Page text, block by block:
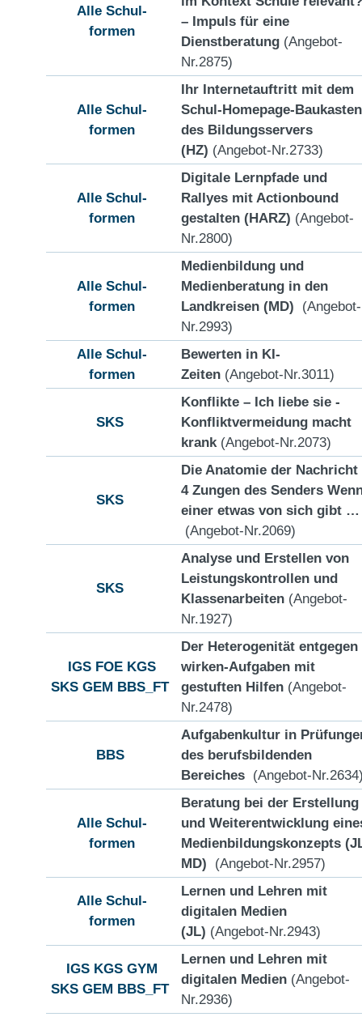
Alle Schul-
formen
– Impuls für eine
Dienstberatung (Angebot-
Nr.2875)
Alle Schul-
formen
Ihr Internetauftritt mit dem
Schul-Homepage-Baukasten
des Bildungsservers
(HZ) (Angebot-Nr.2733)
Alle Schul-
formen
Digitale Lernpfade und
Rallyes mit Actionbound
gestalten (HARZ) (Angebot-
Nr.2800)
Alle Schul-
formen
Medienbildung und
Medienberatung in den
Landkreisen (MD) (Angebot-
Nr.2993)
Alle Schul-
formen
Bewerten in KI-
Zeiten (Angebot-Nr.3011)
SKS
Konflikte – Ich liebe sie -
Konfliktvermeidung macht
krank (Angebot-Nr.2073)
SKS
Die Anatomie der Nachricht
4 Zungen des Senders
einer etwas von sich gibt …
(Angebot-Nr.2069)
SKS
Analyse und Erstellen von
Leistungskontrollen und
Klassenarbeiten (Angebot-
Nr.1927)
IGS FOE KGS
SKS GEM BBS_FT
Der Heterogenität entgegen
wirken-Aufgaben mit
gestuften Hilfen (Angebot-
Nr.2478)
BBS
Aufgabenkultur in
des berufsbildenden
Bereiches (Angebot-
Alle Schul-
formen
Beratung bei der Erstellung
und Weiterentwicklung
Medienbildungskonzepts
MD) (Angebot-Nr.2957)
Alle Schul-
formen
Lernen und Lehren mit
digitalen Medien
(JL) (Angebot-Nr.2943)
IGS KGS GYM
SKS GEM BBS_FT
Lernen und Lehren mit
digitalen Medien (Angebot-
Nr.2936)